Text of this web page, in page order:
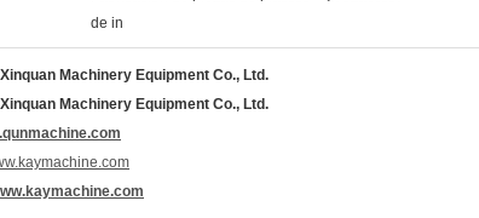
de in
Machinery Equipment Co., Ltd.
Machinery Equipment Co., Ltd.